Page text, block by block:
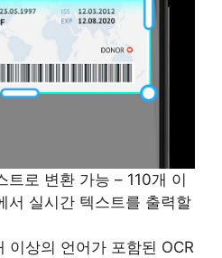
트로 변환 가능 – 110개 이
서 실시간 텍스트를 출력할
이상의 언어가 포함된 OCR